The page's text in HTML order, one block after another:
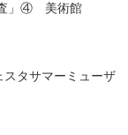
査」④ 美術館
タサマーミューザ